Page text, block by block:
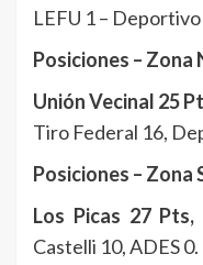
LEFU 1 –
Posiciones – Zona
Unión Vecinal 25
Tiro Federal 16,
Posiciones – Zona
Los Picas 27 Pts,
Castelli 10, ADES 0.